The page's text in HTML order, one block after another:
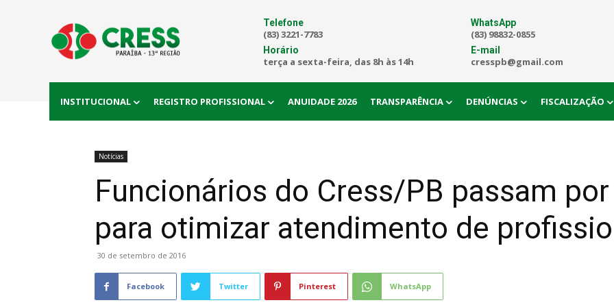
Telefone
(83) 3221-7783
Horário
terça a sexta-feira, das 8h às 14h
WhatsApp
(83) 98832-0855
E-mail
cresspb@gmail.com
INSTITUCIONAL REGISTRO PROFISSIONAL ANUIDADE 2026 TRANSPARÊNCIA DENÚNCIAS FISCALIZAÇÃO
Notícias
Funcionários do Cress/PB passam
para otimizar atendimento de
30 de setembro de 2016
Facebook Twitter Pinterest WhatsApp